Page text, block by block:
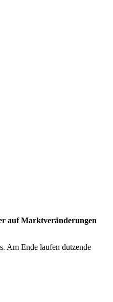
auf Marktveränderungen
Am Ende laufen dutzende